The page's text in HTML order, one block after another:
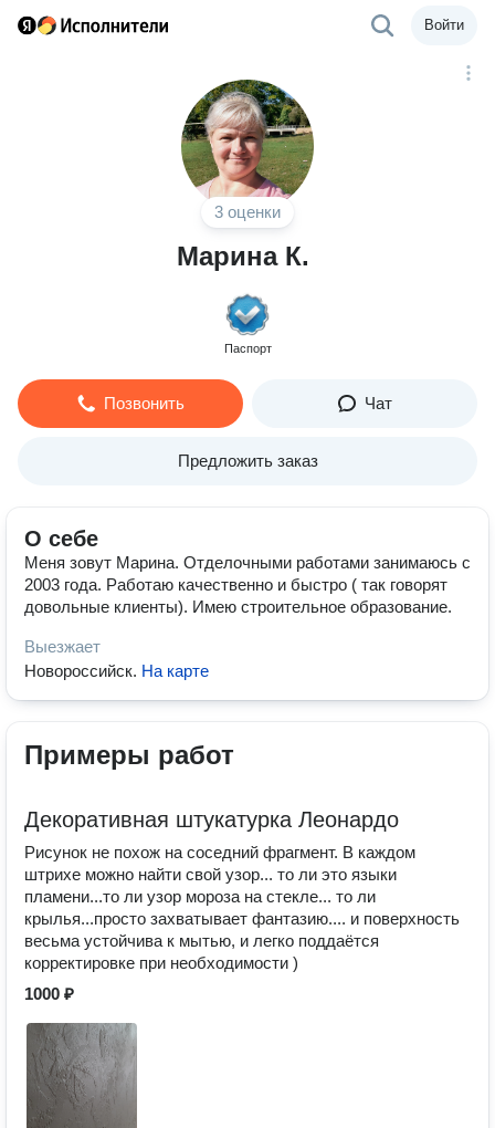
Войти
3 оценки
Марина К.
Паспорт
Позвонить Чат
Предложить заказ
О себе
Меня зовут Марина. Отделочными работами занимаюсь с
2003 года. Работаю качественно и быстро ( так говорят
довольные клиенты). Имею строительное образование.
Выезжает
Новороссийск. На карте
Примеры работ
Декоративная штукатурка Леонардо
Рисунок не похож на соседний фрагмент. В каждом
штрихе можно найти свой узор... то ли это языки
пламени...то ли узор мороза на стекле... то ли
крылья...просто захватывает фантазию.... и поверхность
весьма устойчива к мытью, и легко поддаётся
корректировке при необходимости )
1000 ₽